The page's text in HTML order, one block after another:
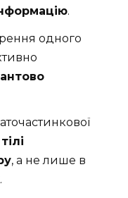
.
одного
, а не лише в